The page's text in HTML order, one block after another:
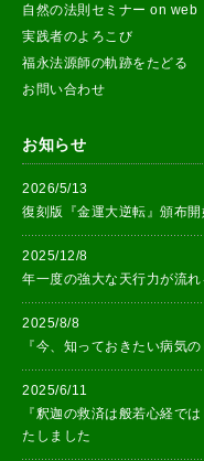
自然の法則セミナー on web
実践者のよろこび
福永法源師の軌跡をたどる
お問い合わせ
お知らせ
2026/5/13
復刻版『金運大逆転』頒布開
2025/12/8
年一度の強大な天行力が流れ
2025/8/8
『今、知っておきたい病気
2025/6/11
『釈迦の救済は般若心経で
たしました